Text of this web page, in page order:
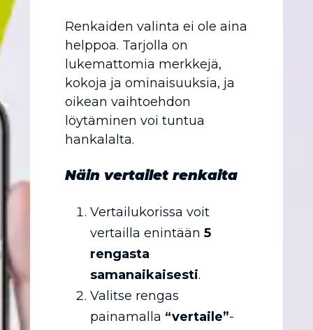
Renkaiden valinta ei ole aina
helppoa. Tarjolla on
lukemattomia merkkejä,
kokoja ja ominaisuuksia, ja
oikean vaihtoehdon
löytäminen voi tuntua
hankalalta.
Näin vertailet renkaita
Vertailukorissa voit
vertailla enintään 5
rengasta
samanaikaisesti.
Valitse rengas
painamalla “vertaile”-